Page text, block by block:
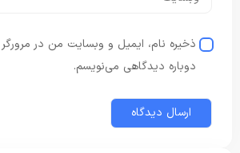
ذخیره نام، ایمیل و وبسایت من در مرورگر
دوباره دیدگاهی می‌نویسم.